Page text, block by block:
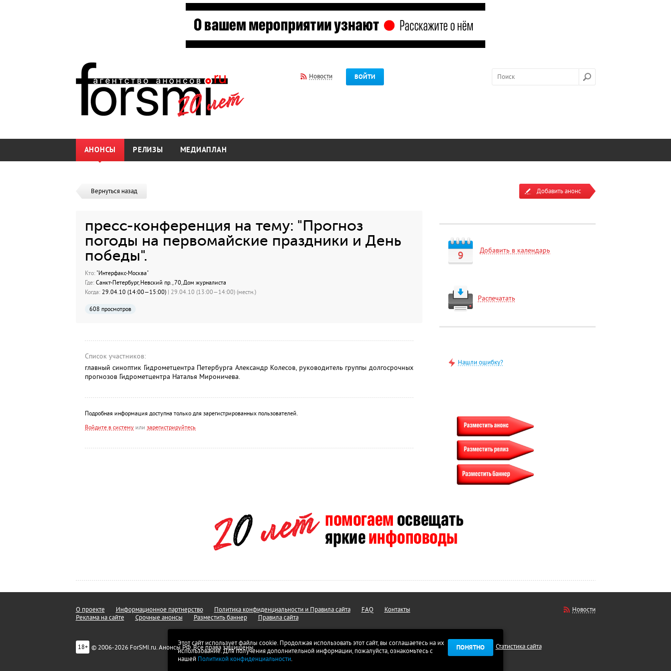
Новости ВОЙТИ
АНОНСЫ РЕЛИЗЫ МЕДИАПЛАН
Вернуться назад
пресс-конференция на тему: "Прогноз
погоды на первомайские праздники и День
победы".
Кто:"Интерфакс-Москва"
Где:Санкт-Петербург, Hевский пр., 70, Дом журналиста
Когда:29.04.10 (14:00—15:00) | 29.04.10 (13:00—14:00) (местн.)
608 просмотров
Список участников:
главный синоптик Гидрометцентра Петербурга Александр Колесов, руководитель группы долгосрочных
прогнозов Гидрометцентра Наталья Мироничева.
Подробная информация доступна только для зарегистрированных пользователей.
Войдите в системуили зарегистрируйтесь
Добавить анонс
9 Добавить в календарь
Распечатать
Нашли ошибку?
Этот сайт использует файлы cookie. Продолжая использовать этот сайт, вы соглашаетесь на их
использование. Для получения дополнительной информации, пожалуйста, ознакомьтесь с
нашей Политикой конфиденциальности.
ПОНЯТНО
О проекте Информационное партнерство Политика конфиденциальности и Правила сайта FAQ
Контакты
Реклама на сайте
Срочные анонсы Разместить баннер Правила сайта
18+ © 2006-2026 ForSMI.ru. Анонсы.РФ. Все права защищены.
Новости
Статистика сайта